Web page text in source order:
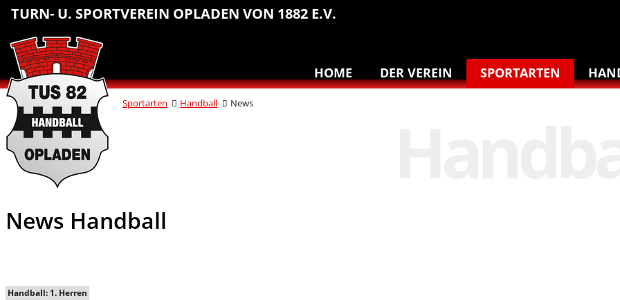
Sprungmarken
Inhalt
Hauptnavigation
Abteilungsnavigation
Fußbereich
TURN- U. SPORTVEREIN OPLADEN VON 1882 E.V.
HOME DER VEREIN SPORTARTEN
Sportarten Handball News
News Handball
Handball: 1. Herren